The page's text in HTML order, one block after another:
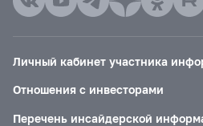
Личный кабинет участника
Отношения с инвесторами
Перечень инсайдерской